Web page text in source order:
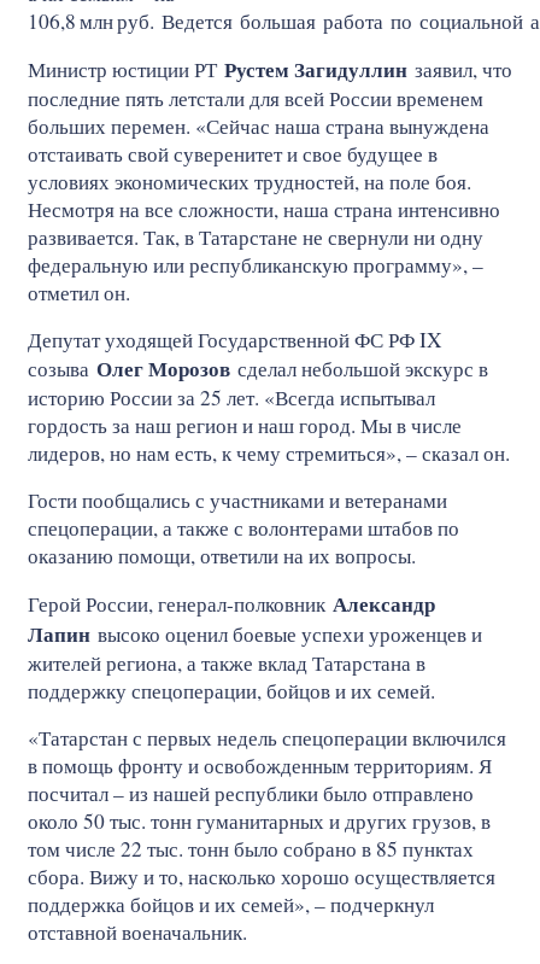
106,8млнруб. Ведется большая работа по
Министр юстиции РТ Рустем Загидуллин заявил, что
последние пять летстали для всей России временем
больших перемен. «Сейчас наша страна вынуждена
отстаивать свой суверенитет и свое будущее в
условиях экономических трудностей, на поле боя.
Несмотря на все сложности, наша страна интенсивно
развивается. Так, в Татарстане не свернули ни одну
федеральную или республиканскую программу», –
отметил он.
Депутат уходящей Государственной ФС РФ IX
созыва Олег Морозов сделал небольшой экскурс в
историю России за 25 лет. «Всегда испытывал
гордость за наш регион и наш город. Мы в числе
лидеров, но нам есть, к чему стремиться», – сказал он.
Гости пообщались с участниками и ветеранами
спецоперации, а также с волонтерами штабов по
оказанию помощи, ответили на их вопросы.
Герой России, генерал-полковник Александр
Лапин высоко оценил боевые успехи уроженцев и
жителей региона, а также вклад Татарстана в
поддержку спецоперации, бойцов и их семей.
«Татарстан с первых недель спецоперации включился
в помощь фронту и освобожденным территориям. Я
посчитал – из нашей республики было отправлено
около 50 тыс. тонн гуманитарных и других грузов, в
том числе 22 тыс. тонн было собрано в 85 пунктах
сбора. Вижу и то, насколько хорошо осуществляется
поддержка бойцов и их семей», – подчеркнул
отставной военачальник.